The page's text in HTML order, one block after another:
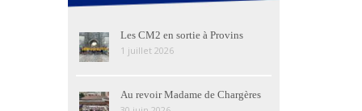
Les CM2 en sortie à Provins
1 juillet 2026
Au revoir Madame de Chargères